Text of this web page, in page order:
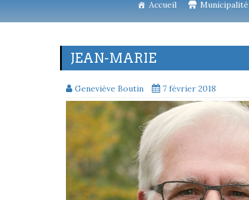
Accueil Municipalité
JEAN-MARIE
Geneviève Boutin 7 février 2018